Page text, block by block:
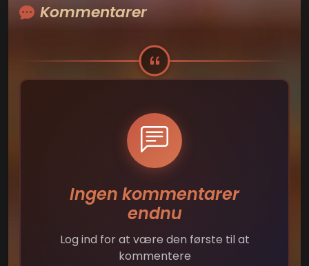
Kommentarer
Ingen kommentarer
endnu
Log ind for at være den første til at
kommentere